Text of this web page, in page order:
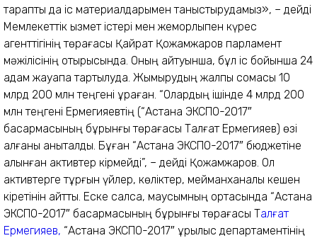
тарапты да іс материалдарымен таныстырудамыз», – дейді
Мемлекеттік қызмет істері мен жемқорлықпен күрес
агенттігінің төрағасы Қайрат Қожамжаров парламент
мәжілісінің отырысында. Оның айтуынша, бұл іс бойынша 24
адам жауапқа тартылуда. Жымқырудың жалпы сомасы 10
млрд 200 млн теңгені құраған. “Олардың ішінде 4 млрд 200
млн теңгені Ермегияевтің (“Астана ЭКСПО-2017″
басқармасының бұрынғы төрағасы Талғат Ермегияев) өзі
алғаны анықталды. Бұған “Астана ЭКСПО-2017″ бюджетіне
алынған активтер кірмейді”, – дейді Қожамжаров. Ол
активтерге тұрғын үйлер, көліктер, мейманханалық кешен
кіретінін айтты. Еске салсақ, маусымның ортасында “Астана
ЭКСПО-2017″ басқармасының бұрынғы төрағасы Талғат
Ермегияев, “Астана ЭКСПО-2017″ құрылыс департаментінің